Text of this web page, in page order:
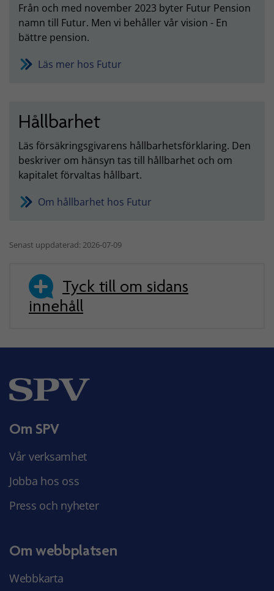
Från och med november 2023 byter Futur Pension
namn till Futur. Men vi behåller vår vision - En
bättre pension.
Läs mer hos Futur
Hållbarhet
Läs försäkringsgivarens hållbarhetsförklaring. Den
beskriver om hänsyn tas till hållbarhet och om
kapitalet förvaltas hållbart.
Om hållbarhet hos Futur
Senast uppdaterad: 2026-07-09
Tyck till om sidans
innehåll
Om SPV
Vår verksamhet
Jobba hos oss
Press och nyheter
Om webbplatsen
Webbkarta